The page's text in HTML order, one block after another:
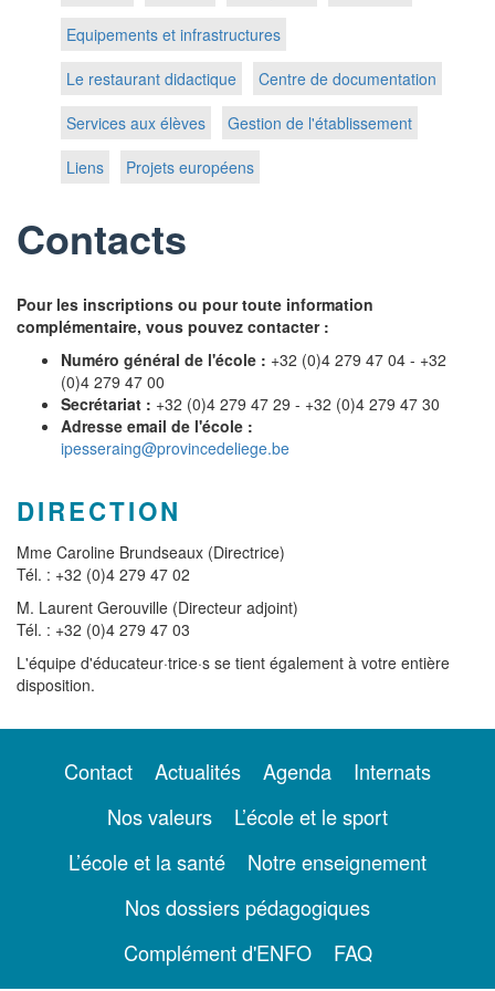
Equipements et infrastructures
Le restaurant didactique
Centre de documentation
Services aux élèves
Gestion de l'établissement
Liens
Projets européens
Contacts
Pour les inscriptions ou pour toute information
complémentaire, vous pouvez contacter :
Numéro général de l'école : +32 (0)4 279 47 04 - +32
(0)4 279 47 00
Secrétariat : +32 (0)4 279 47 29 - +32 (0)4 279 47 30
Adresse email de l'école :
ipesseraing@provincedeliege.be
DIRECTION
Mme Caroline Brundseaux (Directrice)
Tél. : +32 (0)4 279 47 02
M. Laurent Gerouville (Directeur adjoint)
Tél. : +32 (0)4 279 47 03
L'équipe d'éducateur·trice·s se tient également à votre entière
disposition.
Contact Actualités Agenda
Internats
Nos valeurs
L’école et le sport
L’école et la santé
Notre enseignement
Nos dossiers pédagogiques
Complément d'ENFO
FAQ